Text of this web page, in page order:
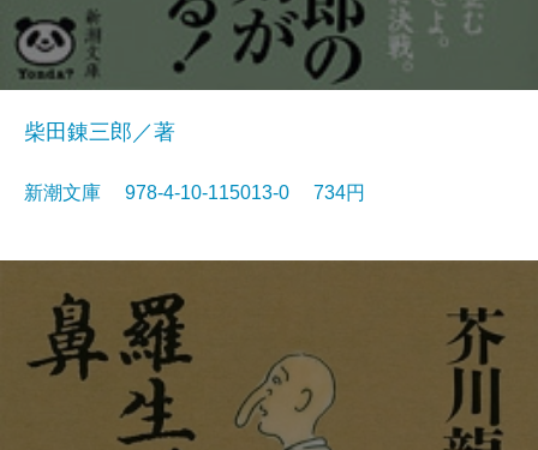
柴田錬三郎／著
新潮文庫 978-4-10-115013-0 734円